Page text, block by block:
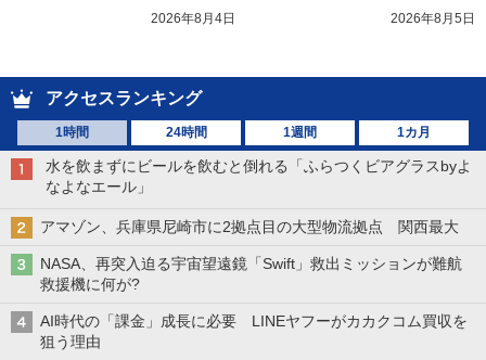
2026年8月4日 2026年8月5日
アクセスランキング
1時間 24時間 1週間 1カ月
水を飲まずにビールを飲むと倒れる「ふらつくビアグラスbyよ
なよなエール」
アマゾン、兵庫県尼崎市に2拠点目の大型物流拠点 関西最大
NASA、再突入迫る宇宙望遠鏡「Swift」救出ミッションが難航
救援機に何が?
AI時代の「課金」成長に必要 LINEヤフーがカカクコム買収を
狙う理由